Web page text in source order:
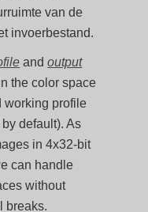
van de
invoerbestand.
andoutput
the color space
working profile
default). As
in 4x32-bit
can handle
without
breaks.